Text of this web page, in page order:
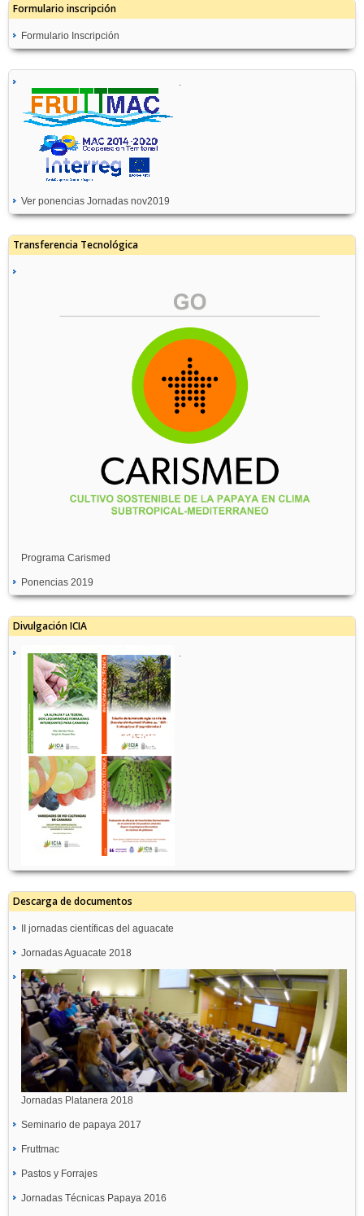
Formulario inscripción
Formulario Inscripción
Ver ponencias Jornadas nov2019
Transferencia Tecnológica
Programa Carismed
Ponencias 2019
Divulgación ICIA
Descarga de documentos
II jornadas científicas del aguacate
Jornadas Aguacate 2018
Jornadas Platanera 2018
Seminario de papaya 2017
Fruttmac
Pastos y Forrajes
Jornadas Técnicas Papaya 2016